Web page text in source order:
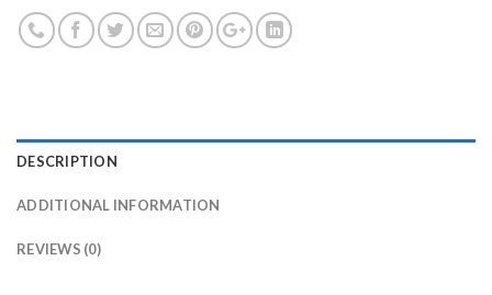
DESCRIPTION
ADDITIONAL INFORMATION
REVIEWS (0)